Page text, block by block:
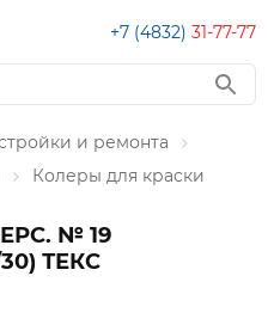
+7 (4832) 31-77-77
и ремонта
Колеры для краски
№ 19
ТЕКС